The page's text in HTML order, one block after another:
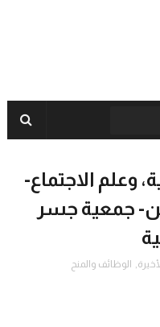
وعلم الاجتماع-
جمعية جسر
, الوظائف والمنح